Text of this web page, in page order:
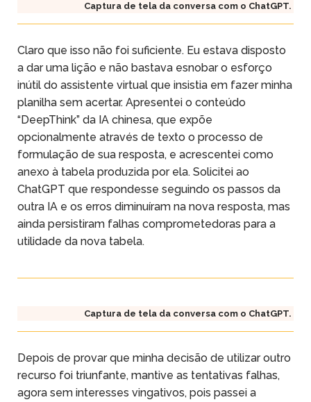
Captura de tela da conversa com o ChatGPT.
Claro que isso não foi suficiente. Eu estava disposto
a dar uma lição e não bastava esnobar o esforço
inútil do assistente virtual que insistia em fazer minha
planilha sem acertar. Apresentei o conteúdo
“DeepThink” da IA chinesa, que expõe
opcionalmente através de texto o processo de
formulação de sua resposta, e acrescentei como
anexo à tabela produzida por ela. Solicitei ao
ChatGPT que respondesse seguindo os passos da
outra IA e os erros diminuíram na nova resposta, mas
ainda persistiram falhas comprometedoras para a
utilidade da nova tabela.
Captura de tela da conversa com o ChatGPT.
Depois de provar que minha decisão de utilizar outro
recurso foi triunfante, mantive as tentativas falhas,
agora sem interesses vingativos, pois passei a